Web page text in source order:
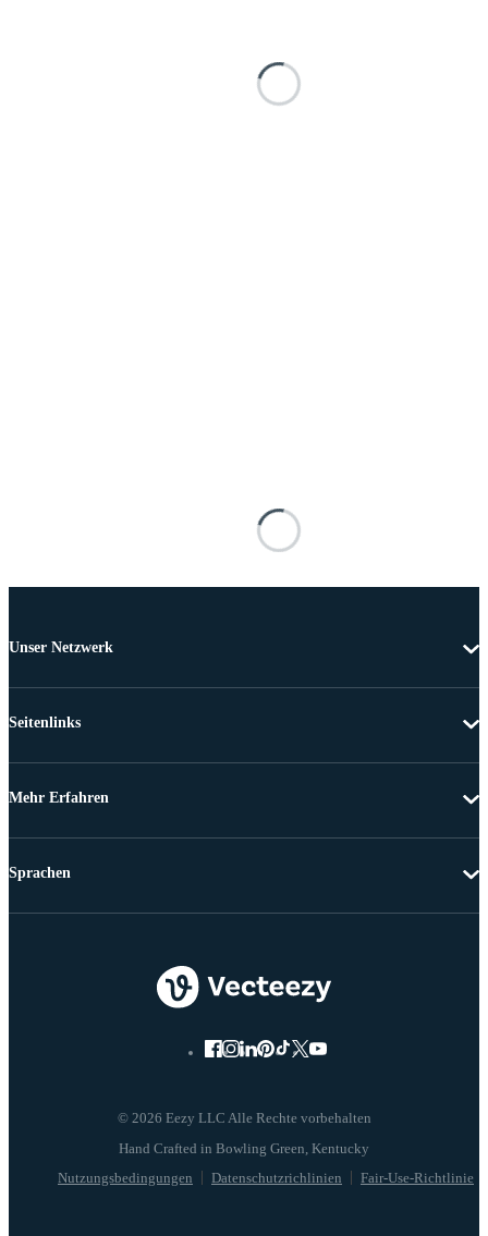
Unser Netzwerk
Seitenlinks
Mehr Erfahren
© 2026 Eezy LLC Alle Rechte vorbehalten
Nutzungsbedingungen Datenschutzrichlinien Fair-Use-Richtlinie
Sprachen